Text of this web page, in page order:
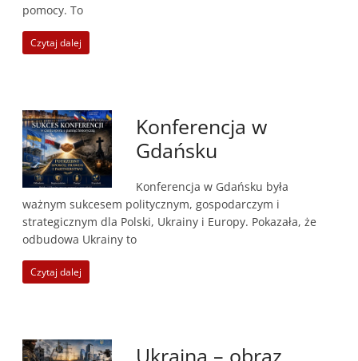
pomocy. To
Czytaj dalej
Konferencja w
Gdańsku
Konferencja w Gdańsku była
ważnym sukcesem politycznym, gospodarczym i
strategicznym dla Polski, Ukrainy i Europy. Pokazała, że
odbudowa Ukrainy to
Czytaj dalej
Ukraina – obraz